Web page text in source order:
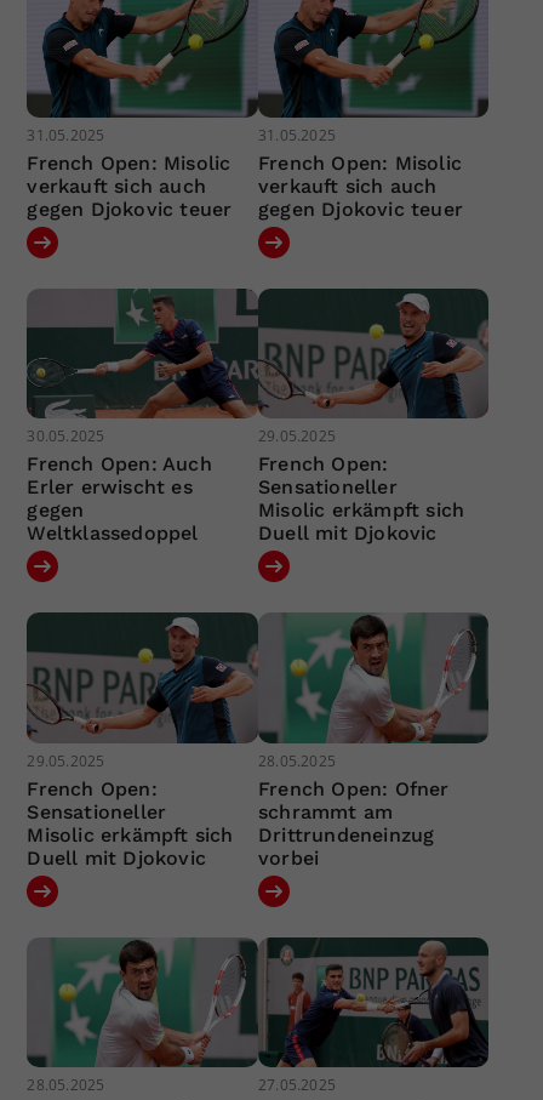
31.05.2025
French Open: Misolic
verkauft sich auch
gegen Djokovic teuer
31.05.2025
French Open: Misolic
verkauft sich auch
gegen Djokovic teuer
30.05.2025
French Open: Auch
Erler erwischt es
gegen
Weltklassedoppel
29.05.2025
French Open:
Sensationeller
Misolic erkämpft sich
Duell mit Djokovic
29.05.2025
French Open:
Sensationeller
Misolic erkämpft sich
Duell mit Djokovic
28.05.2025
French Open: Ofner
schrammt am
Drittrundeneinzug
vorbei
28.05.2025 27.05.2025